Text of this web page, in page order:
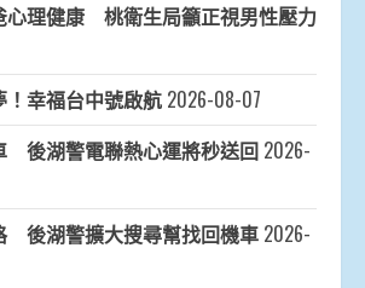
心理健康 桃衛生局籲正視男性壓力
幸福台中號啟航 2026-08-07
後湖警電聯熱心運將秒送回 2026-
後湖警擴大搜尋幫找回機車 2026-